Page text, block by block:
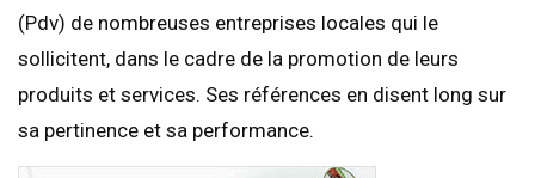
(Pdv) de nombreuses entreprises locales qui le
sollicitent, dans le cadre de la promotion de leurs
produits et services. Ses références en disent long sur
sa pertinence et sa performance.